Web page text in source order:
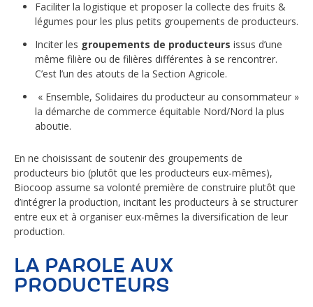
Faciliter la logistique et proposer la collecte des fruits &
légumes pour les plus petits groupements de producteurs.
Inciter les groupements de producteurs issus d’une
même filière ou de filières différentes à se rencontrer.
C’est l’un des atouts de la Section Agricole.
« Ensemble, Solidaires du producteur au consommateur »
la démarche de commerce équitable Nord/Nord la plus
aboutie.
En ne choisissant de soutenir des groupements de
producteurs bio (plutôt que les producteurs eux-mêmes),
Biocoop assume sa volonté première de construire plutôt que
d’intégrer la production, incitant les producteurs à se structurer
entre eux et à organiser eux-mêmes la diversification de leur
production.
LA PAROLE AUX
PRODUCTEURS